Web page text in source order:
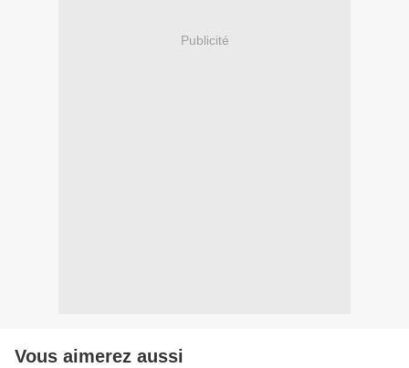
Publicité
Vous aimerez aussi